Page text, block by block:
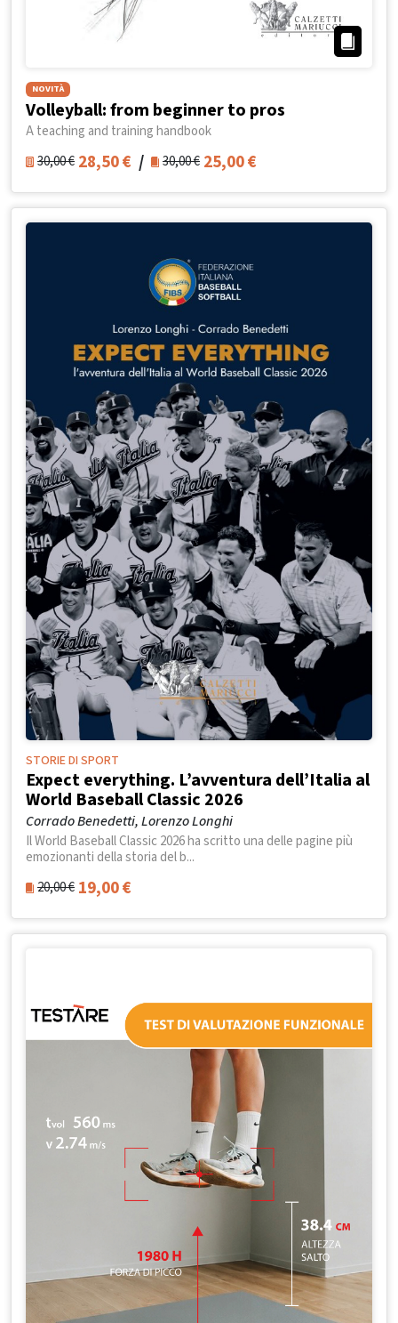
NOVITÀ
Volleyball: from beginner to pros
A teaching and training handbook
30,00€ 28,50€ / 30,00€ 25,00€
STORIE DI SPORT
Expect everything. L’avventura dell’Italia al
World Baseball Classic 2026
Corrado Benedetti, Lorenzo Longhi
Il World Baseball Classic 2026 ha scritto una delle pagine più
emozionanti della storia del b...
20,00€ 19,00€